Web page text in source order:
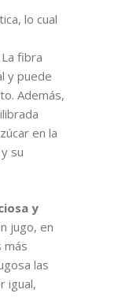
lo cual
La fibra
y puede
Además,
en la
su
y
jugo, en
más
las
igual,